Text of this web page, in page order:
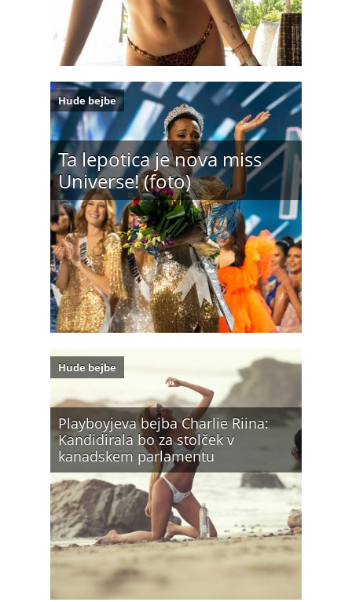
Ta lepotica je nova miss
Universe! (foto)
Hude bejbe
Playboyjeva bejba Charlie Riina:
Kandidirala bo za stolček v
kanadskem parlamentu
Hude bejbe